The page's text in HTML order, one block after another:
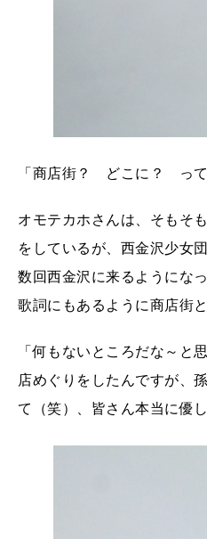
「商店街？ どこに？ って
オモテカホさんは、そもそ
をしているが、西金沢少女
数回西金沢に来るようにな
歌詞にもあるように商店街
「何もないところだな～と
店めぐりをしたんですが、
て（笑）、皆さん本当に優